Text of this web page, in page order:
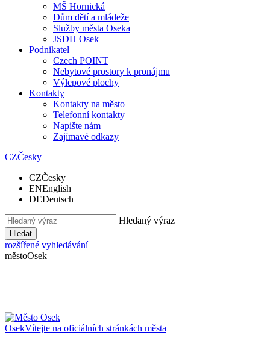
MŠ Hornická
Dům dětí a mládeže
Služby města Oseka
JSDH Osek
Podnikatel
Czech POINT
Nebytové prostory k pronájmu
Výlepové plochy
Kontakty
Kontakty na město
Telefonní kontakty
Napište nám
Zajímavé odkazy
CZČesky
CZČesky
ENEnglish
DEDeutsch
Hledaný výraz
Hledat
rozšířené vyhledávání
městoOsek
OsekVítejte na oficiálních stránkách města